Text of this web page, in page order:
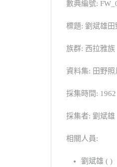
數典編號:
標題: 劉斌雄田
族群: 西拉雅族
資料集: 田野照
採集時間: 1962
採集者: 劉斌雄
相關人員:
劉斌雄 ( )